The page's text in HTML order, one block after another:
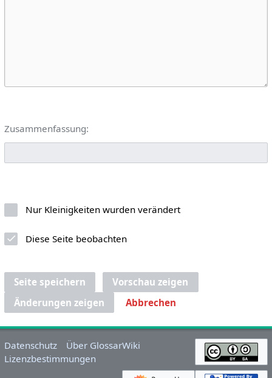
Zusammenfassung:
Nur Kleinigkeiten wurden verändert
Diese Seite beobachten
Seite speichern
Vorschau zeigen
Änderungen zeigen
Abbrechen
Datenschutz
Über GlossarWiki
Lizenzbestimmungen